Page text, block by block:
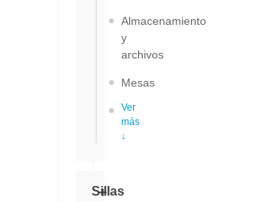
Almacenamiento
y
archivos
Mesas
Ver
más
↓
Sillas